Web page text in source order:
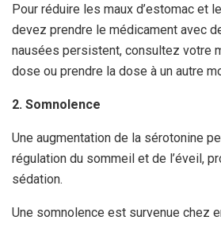
Pour réduire les maux d’estomac et
devez prendre le médicament avec
nausées persistent, consultez votre
dose ou prendre la dose à un autre
2. Somnolence
Une augmentation de la sérotonine
régulation du sommeil et de l’éveil,
sédation.
Une somnolence est survenue chez